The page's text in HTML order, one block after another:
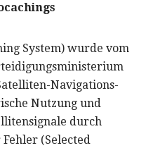
System) wurde vom
Navigations-
Nutzung und
durch
(Selected